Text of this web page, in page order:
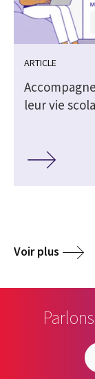
ARTICLE
leur vie
Voir plus